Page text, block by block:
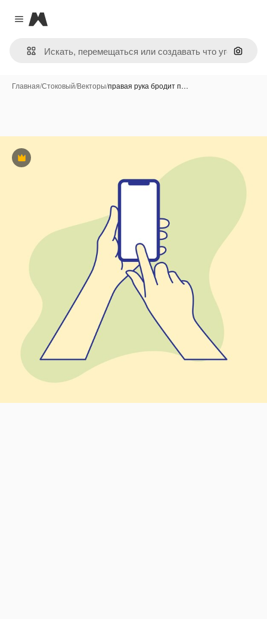
Close menu
Magnific
Поиск
Главная/Стоковый/Векторы/правая рука бродит п…
Премиум